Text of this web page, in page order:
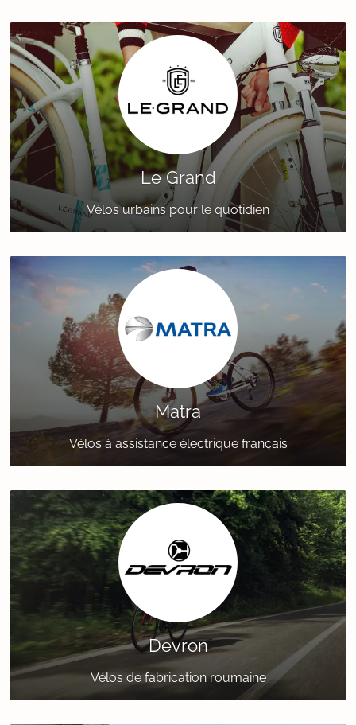
Le Grand
Vélos urbains pour le quotidien
Matra
Vélos à assistance électrique français
Devron
Vélos de fabrication roumaine